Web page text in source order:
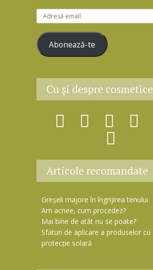
d
e
e
a
Abonează-te
Cu şi despre cosmetice
Articole recomandate
Greșeli majore în îngrijirea tenului
Am acnee, cum procedez?
Mai bine de atât nu se poate?
Sfaturi de aplicare a produselor cu
protecție solară